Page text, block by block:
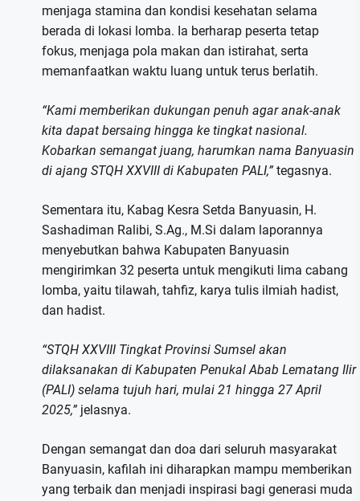
menjaga stamina dan kondisi kesehatan selama
berada di lokasi lomba. Ia berharap peserta tetap
fokus, menjaga pola makan dan istirahat, serta
memanfaatkan waktu luang untuk terus berlatih.
“Kami memberikan dukungan penuh agar anak-anak
kita dapat bersaing hingga ke tingkat nasional.
Kobarkan semangat juang, harumkan nama Banyuasin
di ajang STQH XXVIII di Kabupaten PALI,”tegasnya.
Sementara itu, Kabag Kesra Setda Banyuasin, H.
Sashadiman Ralibi, S.Ag., M.Si dalam laporannya
menyebutkan bahwa Kabupaten Banyuasin
mengirimkan 32 peserta untuk mengikuti lima cabang
lomba, yaitu tilawah, tahfiz, karya tulis ilmiah hadist,
dan hadist.
“STQH XXVIII Tingkat Provinsi Sumsel akan
dilaksanakan di Kabupaten Penukal Abab Lematang Ilir
(PALI) selama tujuh hari, mulai 21 hingga 27 April
2025,”jelasnya.
Dengan semangat dan doa dari seluruh masyarakat
Banyuasin, kafilah ini diharapkan mampu memberikan
yang terbaik dan menjadi inspirasi bagi generasi muda